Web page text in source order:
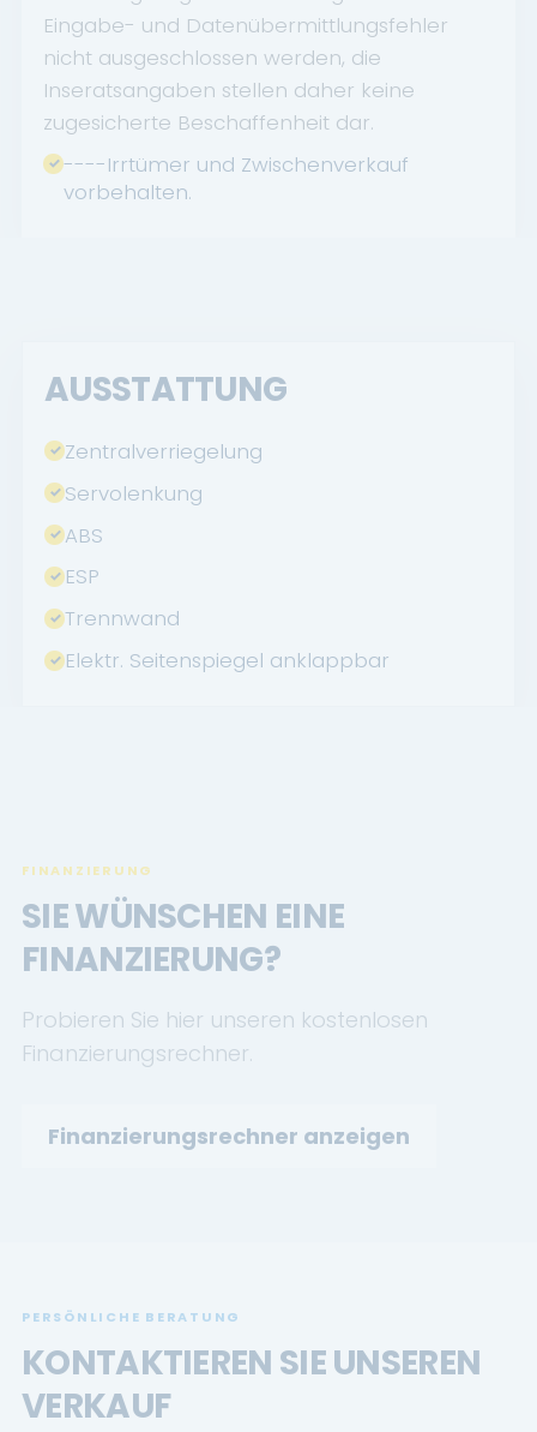
Eingabe- und Datenübermittlungsfehler
nicht ausgeschlossen werden, die
Inseratsangaben stellen daher keine
zugesicherte Beschaffenheit dar.
----Irrtümer und Zwischenverkauf
vorbehalten.
AUSSTATTUNG
Zentralverriegelung
Servolenkung
ABS
ESP
Trennwand
Elektr. Seitenspiegel anklappbar
FINANZIERUNG
SIE WÜNSCHEN EINE
FINANZIERUNG?
Probieren Sie hier unseren kostenlosen
Finanzierungsrechner.
Finanzierungsrechner anzeigen
PERSÖNLICHE BERATUNG
KONTAKTIEREN SIE UNSEREN
VERKAUF